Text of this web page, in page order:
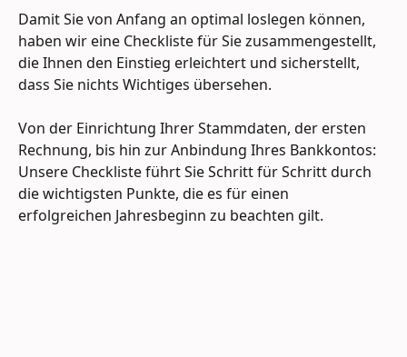
Damit Sie von Anfang an optimal loslegen können,
haben wir eine Checkliste für Sie zusammengestellt,
die Ihnen den Einstieg erleichtert und sicherstellt,
dass Sie nichts Wichtiges übersehen.
Von der Einrichtung Ihrer Stammdaten, der ersten
Rechnung, bis hin zur Anbindung Ihres Bankkontos:
Unsere Checkliste führt Sie Schritt für Schritt durch
die wichtigsten Punkte, die es für einen
erfolgreichen Jahresbeginn zu beachten gilt.